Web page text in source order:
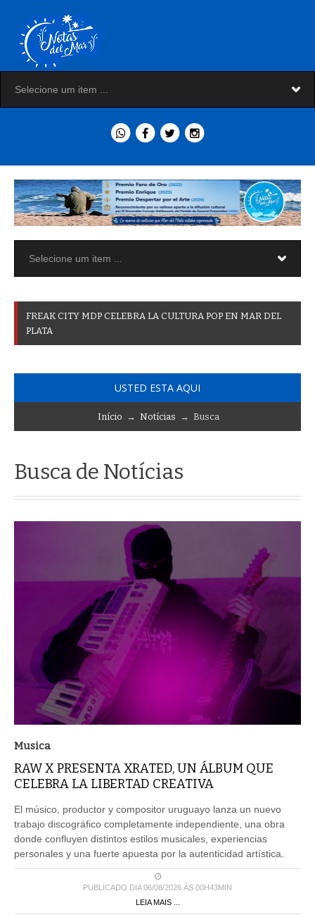
FREAK CITY MDP CELEBRA LA CULTURA POP EN MAR DEL
PLATA
USTED ESTA AQUI
Início → Notícias → Busca
Busca de Notícias
Musica
RAW X PRESENTA XRATED, UN ÁLBUM QUE
CELEBRA LA LIBERTAD CREATIVA
El músico, productor y compositor uruguayo lanza un nuevo
trabajo discográfico completamente independiente, una obra
donde confluyen distintos estilos musicales, experiencias
personales y una fuerte apuesta por la autenticidad artística.
PUBLICADO DIA 06/08/2026 ÀS 00H43MIN
LEIA MAIS ...